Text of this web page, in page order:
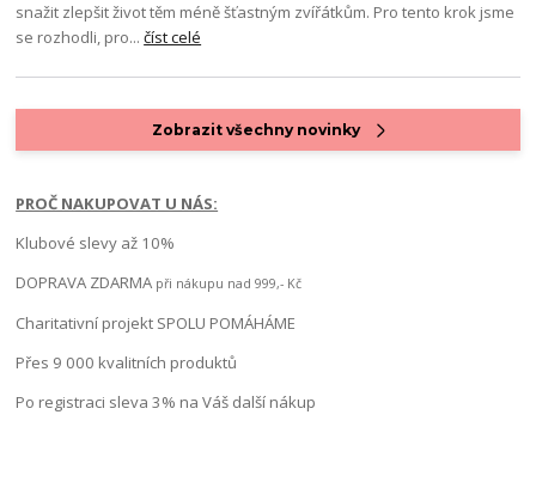
snažit zlepšit život těm méně šťastným zvířátkům. Pro tento krok jsme
se rozhodli, pro...číst celé
Zobrazit všechny novinky
PROČ NAKUPOVAT U NÁS:
Klubové slevy až 10%
DOPRAVA ZDARMA při nákupu nad 999,- Kč
Charitativní projekt SPOLU POMÁHÁME
Přes 9 000 kvalitních produktů
Po registraci sleva 3% na Váš další nákup